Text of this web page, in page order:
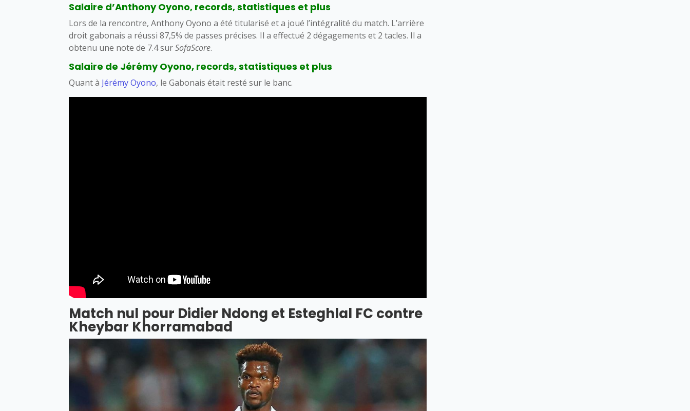
Salaire d’Anthony Oyono, records, statistiques et plus
Lors de la rencontre, Anthony Oyono a été titularisé et a joué l’intégralité du match. L’arrière
droit gabonais a réussi 87,5% de passes précises. Il a effectué 2 dégagements et 2 tacles. Il a
obtenu une note de 7.4 surSofaScore.
Salaire de Jérémy Oyono, records, statistiques et plus
Quant à Jérémy Oyono, le Gabonais était resté sur le banc.
Match nul pour Didier Ndong et Esteghlal FC contre
Kheybar Khorramabad